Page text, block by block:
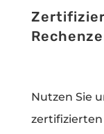
Nutzen Sie
zertifizierten